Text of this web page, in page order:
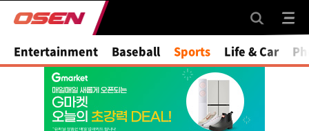
Entertainment Baseball Sports Life & Car